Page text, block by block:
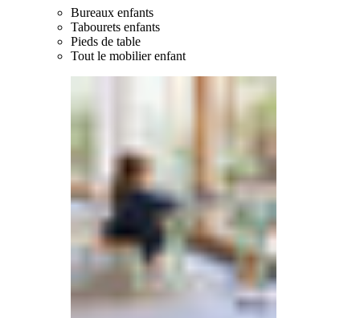
Bureaux enfants
Tabourets enfants
Pieds de table
Tout le mobilier enfant